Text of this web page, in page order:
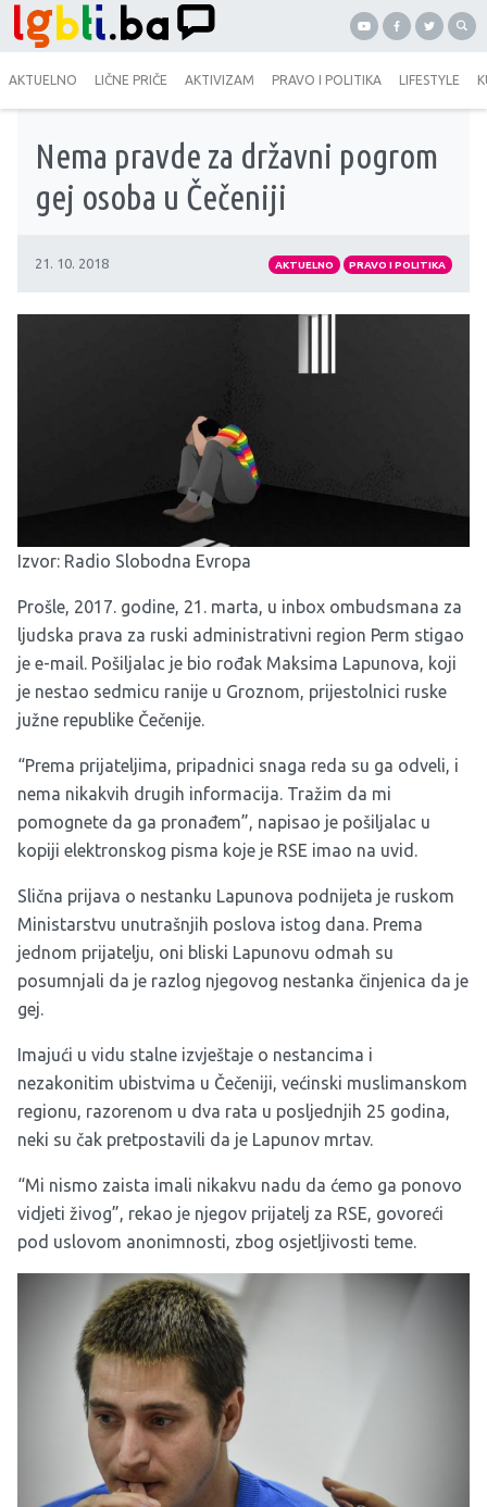
AKTUELNO LIČNE PRIČE AKTIVIZAM PRAVO I POLITIKA LIFESTYLE
Nema pravde za državni pogrom
gej osoba u Čečeniji
21. 10. 2018 AKTUELNO PRAVO I POLITIKA
Izvor: Radio Slobodna Evropa
Prošle, 2017. godine, 21. marta, u inbox ombudsmana za
ljudska prava za ruski administrativni region Perm stigao
je e-mail. Pošiljalac je bio rođak Maksima Lapunova, koji
je nestao sedmicu ranije u Groznom, prijestolnici ruske
južne republike Čečenije.
“Prema prijateljima, pripadnici snaga reda su ga odveli, i
nema nikakvih drugih informacija. Tražim da mi
pomognete da ga pronađem”, napisao je pošiljalac u
kopiji elektronskog pisma koje je RSE imao na uvid.
Slična prijava o nestanku Lapunova podnijeta je ruskom
Ministarstvu unutrašnjih poslova istog dana. Prema
jednom prijatelju, oni bliski Lapunovu odmah su
posumnjali da je razlog njegovog nestanka činjenica da je
gej.
Imajući u vidu stalne izvještaje o nestancima i
nezakonitim ubistvima u Čečeniji, većinski muslimanskom
regionu, razorenom u dva rata u posljednjih 25 godina,
neki su čak pretpostavili da je Lapunov mrtav.
“Mi nismo zaista imali nikakvu nadu da ćemo ga ponovo
vidjeti živog”, rekao je njegov prijatelj za RSE, govoreći
pod uslovom anonimnosti, zbog osjetljivosti teme.